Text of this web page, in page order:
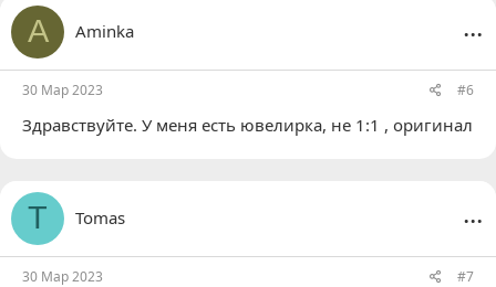
A Aminka ...
30 Мар 2023 #6
Здравствуйте. У меня есть ювелирка, не 1:1 , оригинал
T Tomas ...
30 Мар 2023 #7